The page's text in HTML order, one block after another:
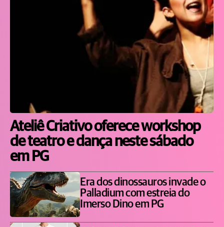
Ateliê Criativo oferece workshop
de teatro e dança neste sábado
em PG
Era dos dinossauros invade o
Palladium com estreia do
Imerso Dino em PG